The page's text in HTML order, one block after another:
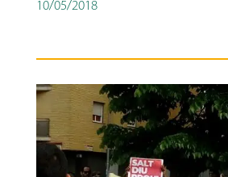
10/05/2018